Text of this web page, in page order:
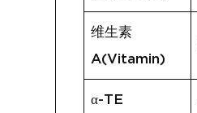
维生素
A(Vitamin)
α-TE